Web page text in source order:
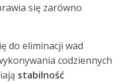
się zarówno
do eliminacji wad
codziennych
stabilność